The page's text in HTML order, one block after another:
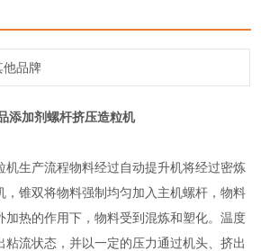
他品牌
添加剂螺杆挤压造粒机
机生产流程物料经过自动提升机将经过密炼
，锥双将物料强制均匀加入主机螺杆，物料
加热的作用下，物料受到混炼和塑化。温度
粘流状态，并以一定的压力通过机头、挤出